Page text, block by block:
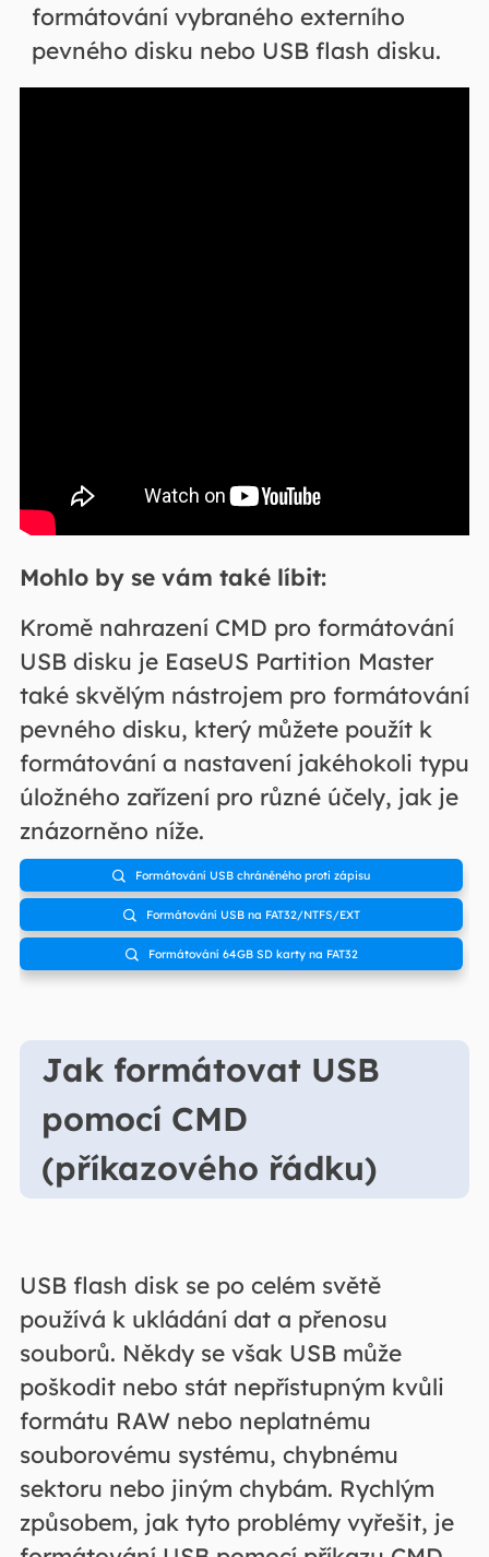
formátování vybraného externího
pevného disku nebo USB flash disku.
Mohlo by se vám také líbit:
Kromě nahrazení CMD pro formátování
USB disku je EaseUS Partition Master
také skvělým nástrojem pro formátování
pevného disku, který můžete použít k
formátování a nastavení jakéhokoli typu
úložného zařízení pro různé účely, jak je
znázorněno níže.
 Formátování USB chráněného proti zápisu
 Formátování USB na FAT32/NTFS/EXT
 Formátování 64GB SD karty na FAT32
Jak formátovat USB
pomocí CMD
(příkazového řádku)
USB flash disk se po celém světě
používá k ukládání dat a přenosu
souborů. Někdy se však USB může
poškodit nebo stát nepřístupným kvůli
formátu RAW nebo neplatnému
souborovému systému, chybnému
sektoru nebo jiným chybám. Rychlým
způsobem, jak tyto problémy vyřešit, je